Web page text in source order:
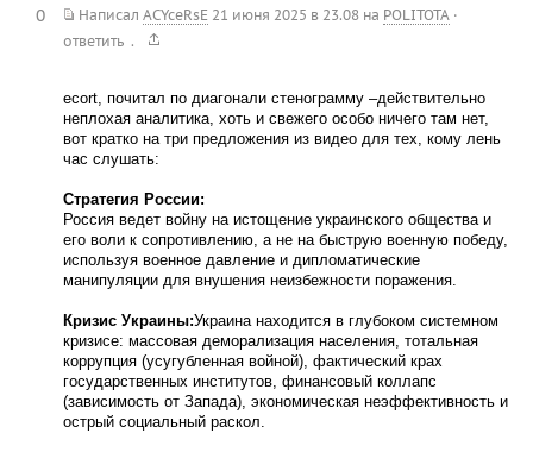
Написал ACYceRsE 21 июня 2025 в 23.08на POLITOTA ·
ответить .
0
ecort, почитал по диагонали стенограмму –действительно
неплохая аналитика, хоть и свежего особо ничего там нет,
вот кратко на три предложения из видео для тех, кому лень
час слушать:
Стратегия России:
Россия ведет войну на истощение украинского общества и
его воли к сопротивлению, а не на быструю военную победу,
используя военное давление и дипломатические
манипуляции для внушения неизбежности поражения.
Кризис Украины:Украина находится в глубоком системном
кризисе: массовая деморализация населения, тотальная
коррупция (усугубленная войной), фактический крах
государственных институтов, финансовый коллапс
(зависимость от Запада), экономическая неэффективность и
острый социальный раскол.